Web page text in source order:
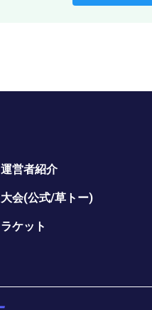
運営者紹介
大会(公式/草トー)
ラケット